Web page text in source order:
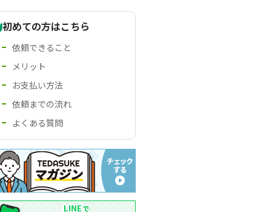
初めての方はこちら
依頼できること
メリット
お支払い方法
依頼までの流れ
よくある質問